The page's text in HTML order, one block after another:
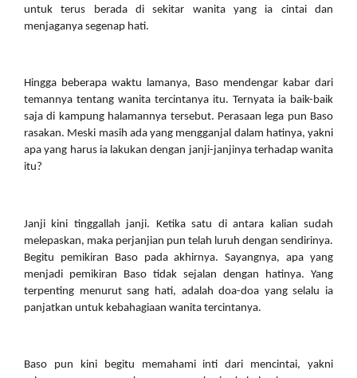
untuk terus berada di sekitar wanita yang ia cintai dan
menjaganya segenap hati.
Hingga beberapa waktu lamanya, Baso mendengar kabar dari
temannya tentang wanita tercintanya itu. Ternyata ia baik-baik
saja di kampung halamannya tersebut. Perasaan lega pun Baso
rasakan. Meski masih ada yang mengganjal dalam hatinya, yakni
apa yang harus ia lakukan dengan janji-janjinya terhadap wanita
itu?
Janji kini tinggallah janji. Ketika satu di antara kalian sudah
melepaskan, maka perjanjian pun telah luruh dengan sendirinya.
Begitu pemikiran Baso pada akhirnya. Sayangnya, apa yang
menjadi pemikiran Baso tidak sejalan dengan hatinya. Yang
terpenting menurut sang hati, adalah doa-doa yang selalu ia
panjatkan untuk kebahagiaan wanita tercintanya.
Baso pun kini begitu memahami inti dari mencintai, yakni